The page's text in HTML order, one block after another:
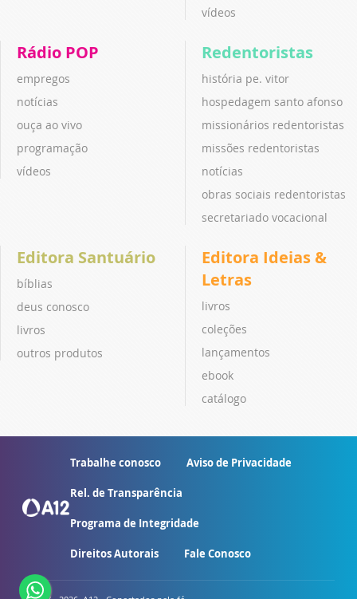
vídeos
Rádio POP
empregos
notícias
ouça ao vivo
programação
vídeos
Redentoristas
história pe. vitor
hospedagem santo afonso
missionários redentoristas
missões redentoristas
notícias
obras sociais redentoristas
secretariado vocacional
Editora Santuário
bíblias
deus conosco
livros
outros produtos
Editora Ideias &
Letras
livros
coleções
lançamentos
ebook
catálogo
Trabalhe conosco Aviso de Privacidade
Rel. de Transparência
Programa de Integridade
Direitos Autorais Fale Conosco